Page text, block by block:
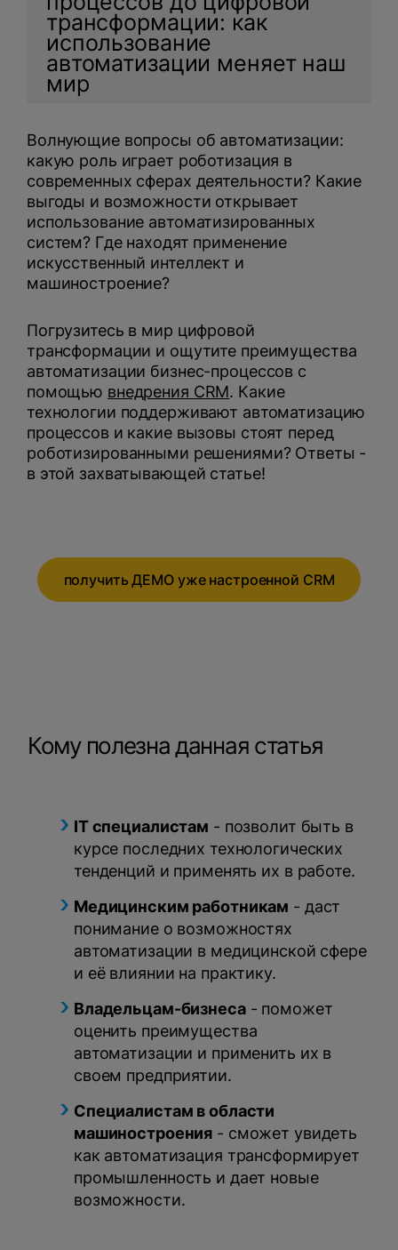
трансформации: как
использование
автоматизации меняет наш
мир
Волнующие вопросы об автоматизации:
какую роль играет роботизация в
современных сферах деятельности? Какие
выгоды и возможности открывает
использование автоматизированных
систем? Где находят применение
искусственный интеллект и
машиностроение?
Погрузитесь в мир цифровой
трансформации и ощутите преимущества
автоматизации бизнес-процессов с
помощью внедрения CRM. Какие
технологии поддерживают автоматизацию
процессов и какие вызовы стоят перед
роботизированными решениями? Ответы -
в этой захватывающей статье!
получить ДЕМО уже настроенной CRM
Кому полезна данная статья
IT специалистам - позволит быть в
курсе последних технологических
тенденций и применять их в работе.
Медицинским работникам - даст
понимание о возможностях
автоматизации в медицинской сфере
и её влиянии на практику.
Владельцам-бизнеса- поможет
оценить преимущества
автоматизации и применить их в
своем предприятии.
Специалистам в области
машиностроения - сможет увидеть
как автоматизация трансформирует
промышленность и дает новые
возможности.
Нажимая на кнопку, вы даетесогласие на обработку
персональных данныхи соглашаетесь с
политикой конфиденциальности.
оставить заявку